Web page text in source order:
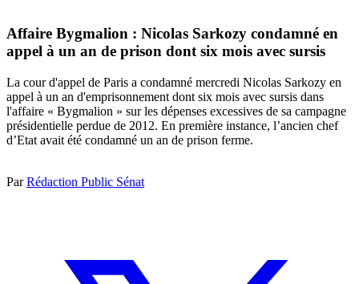
Affaire Bygmalion : Nicolas Sarkozy condamné en
appel à un an de prison dont six mois avec sursis
La cour d'appel de Paris a condamné mercredi Nicolas Sarkozy en
appel à un an d'emprisonnement dont six mois avec sursis dans
l'affaire « Bygmalion » sur les dépenses excessives de sa campagne
présidentielle perdue de 2012. En première instance, l’ancien chef
d’Etat avait été condamné un an de prison ferme.
ParRédaction Public Sénat